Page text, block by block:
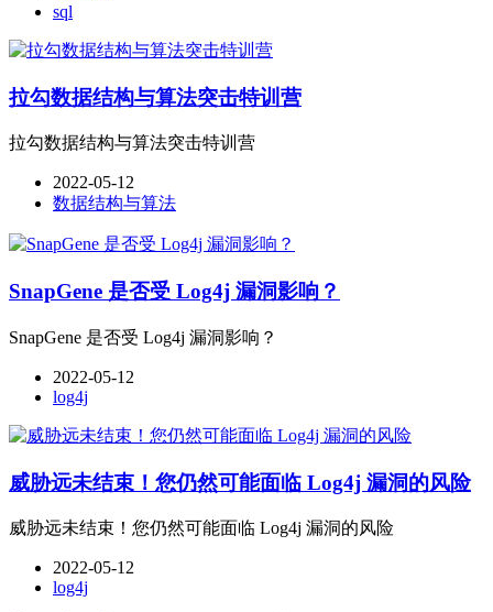
sql
拉勾数据结构与算法突击特训营
拉勾数据结构与算法突击特训营
2022-05-12
数据结构与算法
SnapGene 是否受 Log4j 漏洞影响？
SnapGene 是否受 Log4j 漏洞影响？
2022-05-12
log4j
威胁远未结束！您仍然可能面临 Log4j 漏洞的风险
威胁远未结束！您仍然可能面临 Log4j 漏洞的风险
2022-05-12
log4j